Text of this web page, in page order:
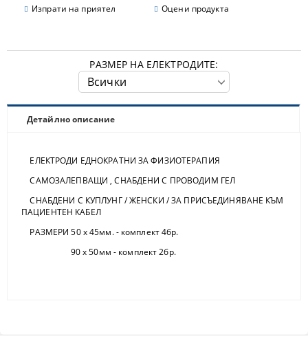
Изпрати на приятел Оцени продукта
РАЗМЕР НА ЕЛЕКТРОДИТЕ:
Детайлно описание
ЕЛЕКТРОДИ ЕДНОКРАТНИ ЗА ФИЗИОТЕРАПИЯ
САМОЗАЛЕПВАЩИ , СНАБДЕНИ С ПРОВОДИМ ГЕЛ
СНАБДЕНИ С КУПЛУНГ / ЖЕНСКИ / ЗА ПРИСЪЕДИНЯВАНЕ КЪМ
ПАЦИЕНТЕН КАБЕЛ
РАЗМЕРИ 50 х 45мм. - комплект 4бр.
90 х 50мм - комплект 2бр.